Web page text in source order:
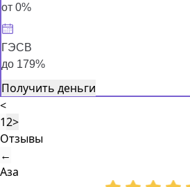
от 0%
ГЭСВ
до 179%
Получить деньги
<
12>
Отзывы
←
Аза